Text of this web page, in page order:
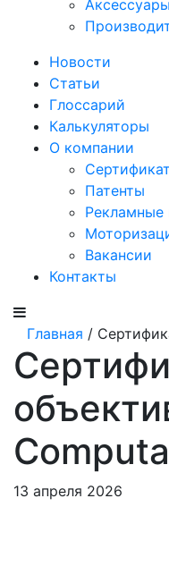
Аксессуары
Новости
Статьи
Глоссарий
Калькуляторы
О компании
Патенты
Рекламные
Вакансии
Контакты
Главная /
13 апреля 2026